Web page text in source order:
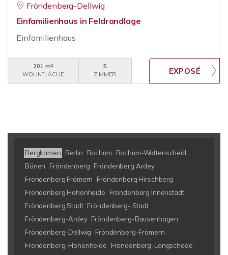
Fröndenberg-Dellwig
Einfamilienhaus in Feldrandlage
Einfamilienhaus
201 m²
WOHNFLÄCHE
5
ZIMMER
Bergkamen Berlin Bochum
Bochum-Wattenscheid
Bönen
Fröndenberg Fröndenberg Ardey
Fröndenberg Frömern
Fröndenberg Hirschberg
Fröndenberg Hohenheide
Fröndenberg Innenstadt
Fröndenberg Stadt Fröndenberg- Stadt
Fröndenberg-Ardey Fröndenberg-Bausenhagen
Fröndenberg-Dellwig
Fröndenberg-Frömern
Fröndenberg-Hohenheide
Fröndenberg-Langschede